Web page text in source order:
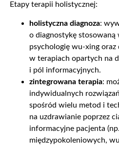
Etapy terapii holistycznej:
holistyczna diagnoza:
o diagnostykę stosowaną
psychologię wu-xing oraz
w terapiach opartych na
i pól informacyjnych.
zintegrowana terapia:
indywidualnych
spośród wielu metod i
na uzdrawianie poprzez
informacyjne pacjenta
międzypokoleniowych,